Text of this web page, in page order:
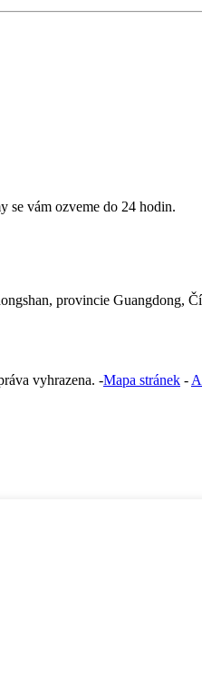
se vám ozveme do 24 hodin.
provincie Guangdong,
vyhrazena. -Mapa stránek -